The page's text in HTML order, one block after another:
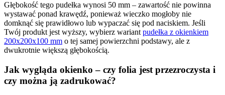
Głębokość tego pudełka wynosi 50 mm – zawartość nie powinna
wystawać ponad krawędź, ponieważ wieczko mogłoby nie
domknąć się prawidłowo lub wypaczać się pod naciskiem. Jeśli
Twój produkt jest wyższy, wybierz wariant pudełka z okienkiem
200x200x100 mm o tej samej powierzchni podstawy, ale z
dwukrotnie większą głębokością.
Jak wygląda okienko – czy folia jest przezroczysta i
czy można ją zadrukować?